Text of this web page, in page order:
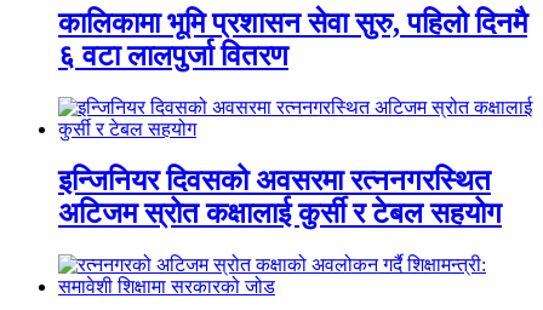
कालिकामा भूमि प्रशासन सेवा सुरु, पहिलो दिनमै
६ वटा लालपुर्जा वितरण
इन्जिनियर दिवसको अवसरमा रत्ननगरस्थित
अटिजम स्रोत कक्षालाई कुर्सी र टेबल सहयोग